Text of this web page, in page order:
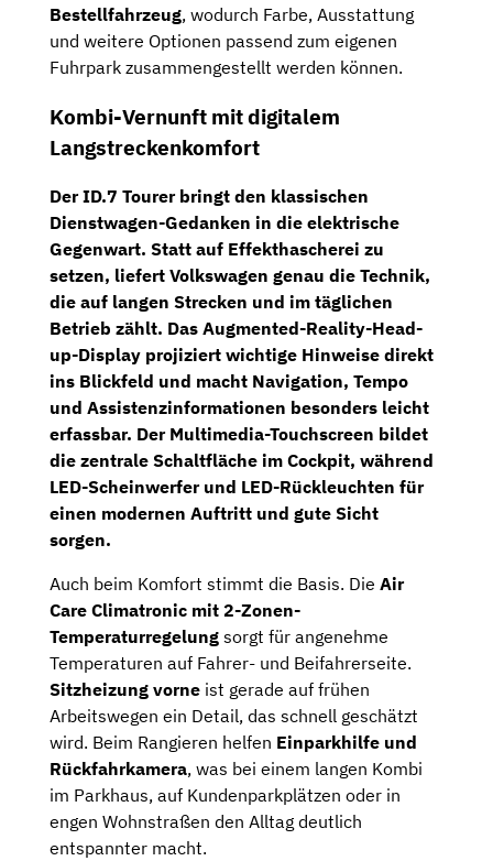
Bestellfahrzeug, wodurch Farbe, Ausstattung
und weitere Optionen passend zum eigenen
Fuhrpark zusammengestellt werden können.
Kombi-Vernunft mit digitalem
Langstreckenkomfort
Der ID.7 Tourer bringt den klassischen
Dienstwagen-Gedanken in die elektrische
Gegenwart. Statt auf Effekthascherei zu
setzen, liefert Volkswagen genau die Technik,
die auf langen Strecken und im täglichen
Betrieb zählt. Das Augmented-Reality-Head-
up-Display projiziert wichtige Hinweise direkt
ins Blickfeld und macht Navigation, Tempo
und Assistenzinformationen besonders leicht
erfassbar. Der Multimedia-Touchscreen bildet
die zentrale Schaltfläche im Cockpit, während
LED-Scheinwerfer und LED-Rückleuchten für
einen modernen Auftritt und gute Sicht
sorgen.
Auch beim Komfort stimmt die Basis. Die Air
Care Climatronic mit 2-Zonen-
Temperaturregelung sorgt für angenehme
Temperaturen auf Fahrer- und Beifahrerseite.
Sitzheizung vorne ist gerade auf frühen
Arbeitswegen ein Detail, das schnell geschätzt
wird. Beim Rangieren helfen Einparkhilfe und
Rückfahrkamera, was bei einem langen Kombi
im Parkhaus, auf Kundenparkplätzen oder in
engen Wohnstraßen den Alltag deutlich
entspannter macht.